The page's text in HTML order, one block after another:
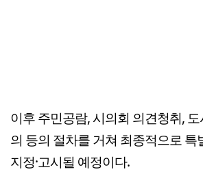
이후 주민공람, 시의회 의견청취,
의 등의 절차를 거쳐 최종적으로
지정·고시될 예정이다.